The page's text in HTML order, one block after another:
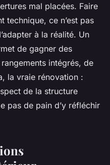
mal placées. Faire
technique, ce n’est pas
à la réalité. Un
de gagner des
intégrés, de
la vraie rénovation :
de la structure
pas de pain d’y réfléchir